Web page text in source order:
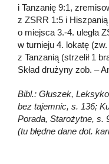
i Tanzanię 9:1,
z ZSRR 1:5 i
o miejsca 3.-4. uległa
w turnieju 4. lokatę
z Tanzanią (strzelił 1
Skład drużyny zob. –
Bibl.: Głuszek,
bez tajemnic, s. 136;
Porada, Starożytne, s.
(tu błędne dane dot.